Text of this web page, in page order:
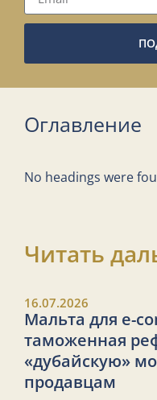
Оглавление
No headings were
Читать
16.07.2026
Мальта для e-
таможенная
«дубайскую»
продавцам